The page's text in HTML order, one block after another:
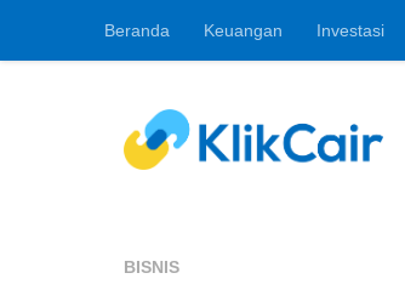
Skip to content
Beranda Keuangan Investasi
BISNIS